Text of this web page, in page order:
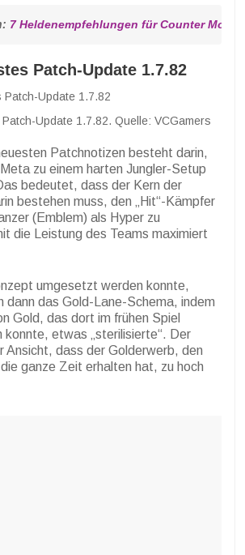
7 Heldenempfehlungen für Counter
Patch-Update 1.7.82
Update 1.7.82. Quelle: VCGamers
Patchnotizen besteht darin,
zu einem harten Jungler-Setup
bedeutet, dass der Kern der
bestehen muss, den „Hit“-Kämpfer
(Emblem) als Hyper zu
die Leistung des Teams maximiert
umgesetzt werden konnte,
dann das Gold-Lane-Schema, indem
Gold, das dort im frühen Spiel
konnte, etwas „sterilisierte“. Der
Ansicht, dass der Golderwerb, den
ganze Zeit erhalten hat, zu hoch